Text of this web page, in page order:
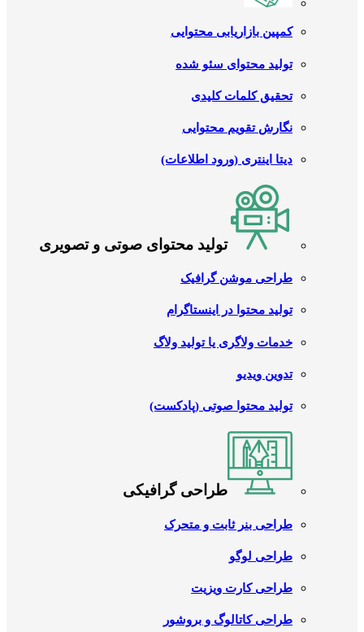
کمپین بازاریابی محتوایی
تولید محتوای سئو شده
تحقیق کلمات کلیدی
نگارش تقویم محتوایی
دیتا اینتری (ورود اطلاعات)
تولید محتوای صوتی و تصویری
طراحی موشن گرافیک
تولید محتوا در اینستاگرام
خدمات ولاگری یا تولید ولاگ
تدوین ویدیو
تولید محتوا صوتی (پادکست)
طراحی گرافیکی
طراحی بنر ثابت و متحرک
طراحی لوگو
طراحی کارت ویزیت
طراحی کاتالوگ و بروشور